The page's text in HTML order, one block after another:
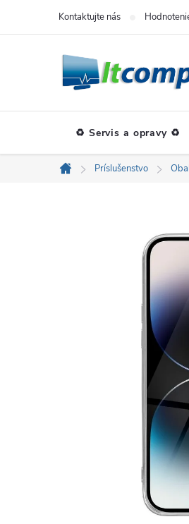
Kontaktujte nás
♻️ Servis a opravy ♻️
Domov
Príslušenstvo